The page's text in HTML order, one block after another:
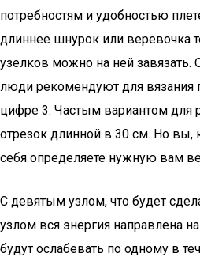
потребностям и удобностью
длиннее шнурок или веревочка
узелков можно на ней
люди рекомендуют для вязания
цифре 3. Частым вариантом для
отрезок длинной в 30 см. Но вы,
себя определяете нужную вам
С девятым узлом, что будет
узлом вся энергия направлена
будут ослабевать по одному в